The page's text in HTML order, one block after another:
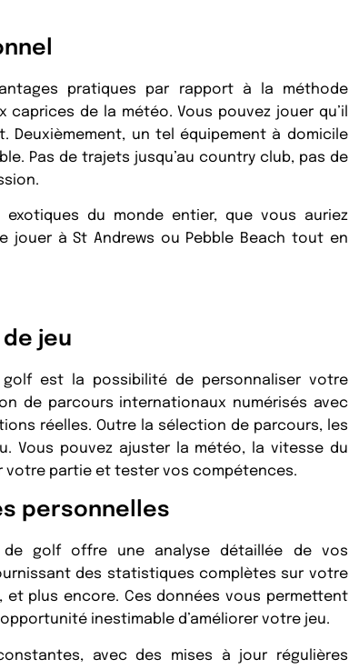
pratiques par rapport à la méthode
de la météo. Vous pouvez jouer qu’il
un tel équipement à domicile
Pas de trajets jusqu’au country club, pas de
du monde entier, que vous auriez
jouer à St Andrews ou Pebble Beach tout en
jeu
est la possibilité de personnaliser votre
de parcours internationaux numérisés avec
réelles. Outre la sélection de parcours, les
Vous pouvez ajuster la météo, la vitesse du
votre partie et tester vos compétences.
personnelles
golf offre une analyse détaillée de vos
des statistiques complètes sur votre
plus encore. Ces données vous permettent
inestimable d’améliorer votre jeu.
avec des mises à jour régulières